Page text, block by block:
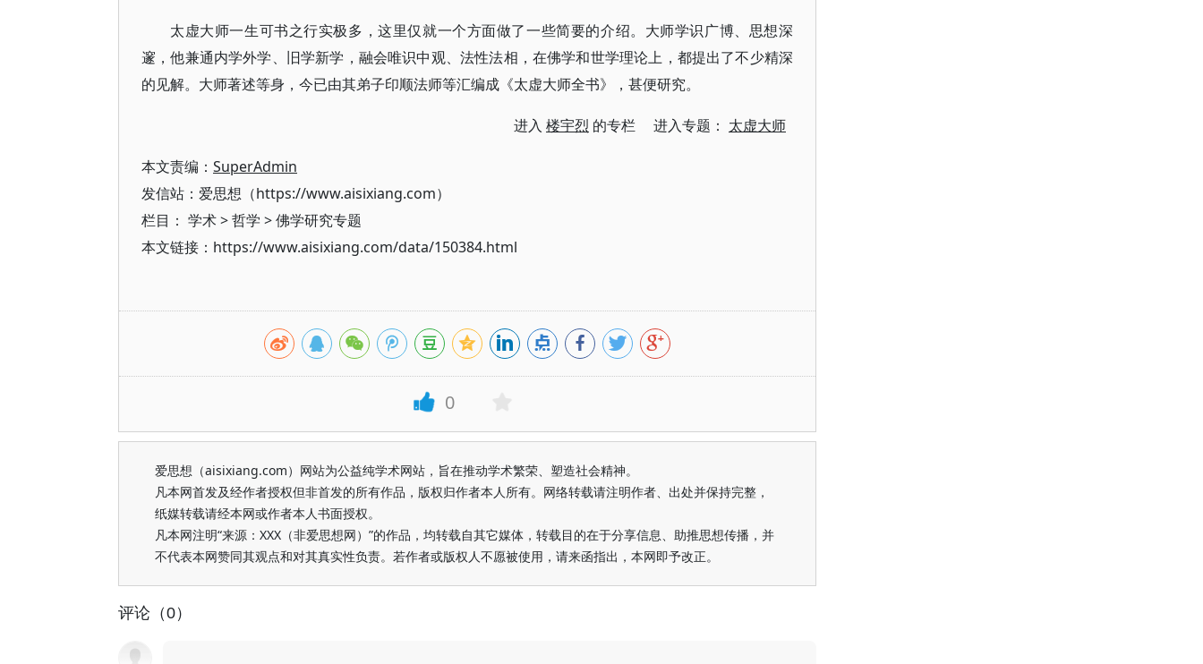
太虚大师一生可书之行实极多，这里仅就一个方面做了一些简要的介绍。大师学识广博、思想深
邃，他兼通内学外学、旧学新学，融会唯识中观、法性法相，在佛学和世学理论上，都提出了不少精深
的见解。大师著述等身，今已由其弟子印顺法师等汇编成《太虚大师全书》，甚便研究。
进入 楼宇烈 的专栏 进入专题： 太虚大师
本文责编： SuperAdmin
发信站：爱思想（https://www.aisixiang.com）
栏目： 学术>哲学 >佛学研究专题
本文链接：https://www.aisixiang.com/data/150384.html
0
爱思想（aisixiang.com）网站为公益纯学术网站，旨在推动学术繁荣、塑造社会精神。
凡本网首发及经作者授权但非首发的所有作品，版权归作者本人所有。网络转载请注明作者、出处并保持完整，
纸媒转载请经本网或作者本人书面授权。
凡本网注明“来源：XXX（非爱思想网）”的作品，均转载自其它媒体，转载目的在于分享信息、助推思想传播，并
不代表本网赞同其观点和对其真实性负责。若作者或版权人不愿被使用，请来函指出，本网即予改正。
评论（0）